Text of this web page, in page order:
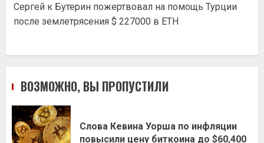
Сергей к Бутерин пожертвовал на помощь Турции
после землетрясения $ 227000 в ETH
ВОЗМОЖНО, ВЫ ПРОПУСТИЛИ
Слова Кевина Уорша по инфляции
повысили цену биткоина до $60,400